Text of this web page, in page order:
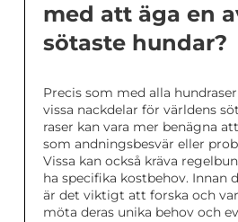
med att äga en
sötaste hundar?
Precis som med alla
vissa nackdelar för världens
raser kan vara mer benägna
som andningsbesvär eller
Vissa kan också kräva
ha specifika kostbehov. Innan
är det viktigt att forska och
möta deras unika behov och